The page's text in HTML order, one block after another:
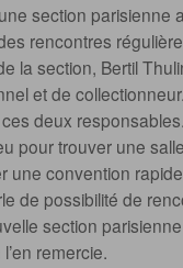
section
rencontres
la section, Bertil
et de collectionneur.
deux responsables.
pour trouver une
une convention
de possibilité de
section
remercie.